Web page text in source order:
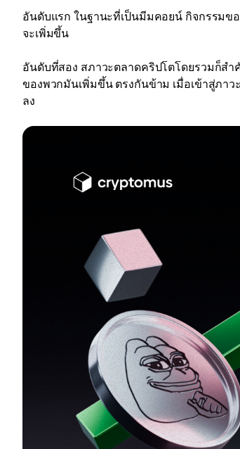
อันดับแรก ในฐานะที่เป็นมีมคอยน์ กิจกรรมข
จะเพิ่มขึ้น
อันดับที่สอง สภาวะตลาดคริปโตโดยรวมก็สำ
ของพวกมันเพิ่มขึ้น ตรงกันข้าม เมื่อเข้าสู่ภา
ลง